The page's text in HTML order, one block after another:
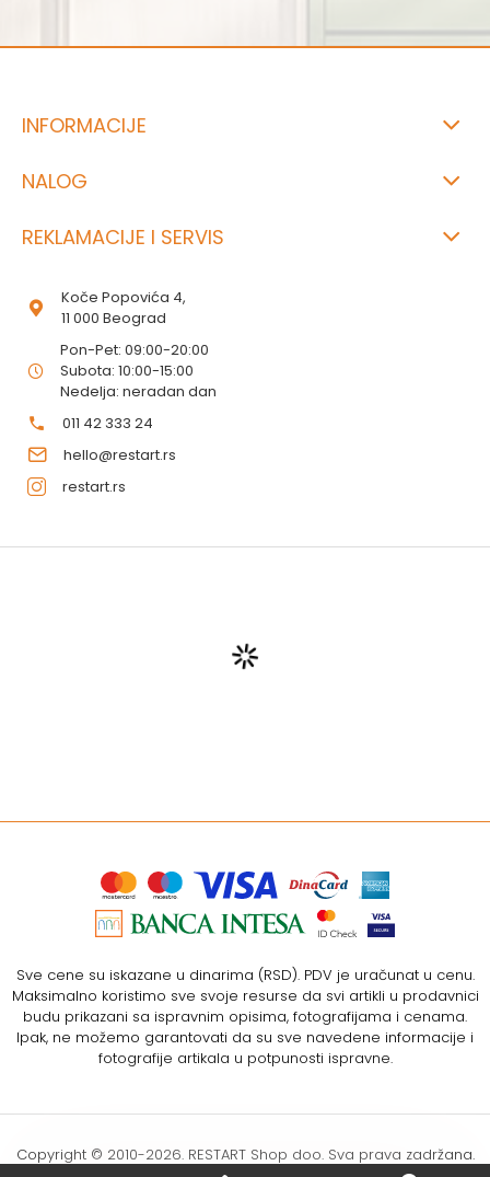
INFORMACIJE
NALOG
REKLAMACIJE I SERVIS
Koče Popovića 4,
11 000 Beograd
Pon-Pet: 09:00-20:00
Subota: 10:00-15:00
Nedelja: neradan dan
011 42 333 24
hello@restart.rs
restart.rs
Sve cene su iskazane u dinarima (RSD). PDV je uračunat u cenu.
Maksimalno koristimo sve svoje resurse da svi artikli u prodavnici
budu prikazani sa ispravnim opisima, fotografijama i cenama.
Ipak, ne možemo garantovati da su sve navedene informacije i
fotografije artikala u potpunosti ispravne.
Copyright © 2010-2026. RESTART Shop doo. Sva prava zadržana.